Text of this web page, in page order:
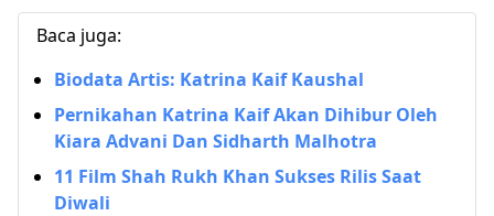
Baca juga:
Biodata Artis: Katrina Kaif Kaushal
Pernikahan Katrina Kaif Akan Dihibur Oleh
Kiara Advani Dan Sidharth Malhotra
11 Film Shah Rukh Khan Sukses Rilis Saat
Diwali